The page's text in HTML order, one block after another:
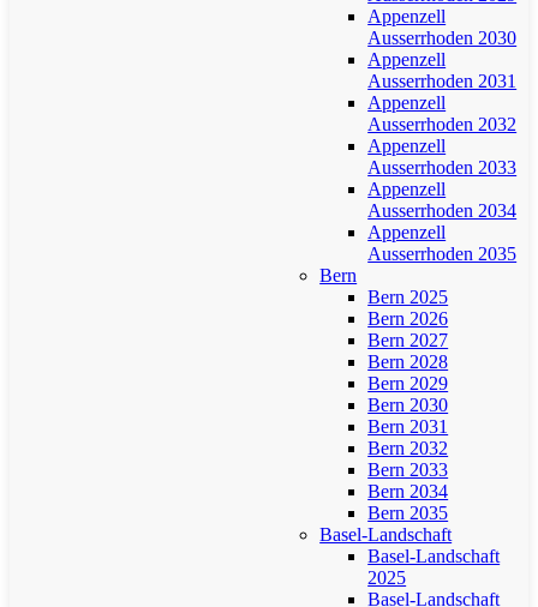
Appenzell
Ausserrhoden 2030
Appenzell
Ausserrhoden 2031
Appenzell
Ausserrhoden 2032
Appenzell
Ausserrhoden 2033
Appenzell
Ausserrhoden 2034
Appenzell
Ausserrhoden 2035
Bern
Bern 2025
Bern 2026
Bern 2027
Bern 2028
Bern 2029
Bern 2030
Bern 2031
Bern 2032
Bern 2033
Bern 2034
Bern 2035
Basel-Landschaft
Basel-Landschaft
2025
Basel-Landschaft